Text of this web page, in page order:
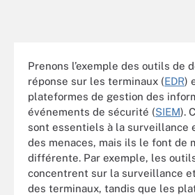
Prenons l’exemple des outils de
réponse sur les terminaux (EDR)
plateformes de gestion des
événements de sécurité (SIEM).
sont essentiels à la surveillance
des menaces, mais ils le font de
différente. Par exemple, les outils
concentrent sur la surveillance
des terminaux, tandis que les